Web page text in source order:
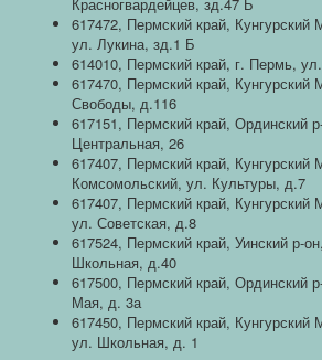
617472, Пермский край,
ул. Лукина, зд.1 Б
614010, Пермский край, г. Пермь,
617470, Пермский край, Кунгурский
Свободы, д.116
617151, Пермский край, Ординский
Центральная, 26
617407, Пермский край, Кунгурский
Комсомольский, ул. Культуры, д.7
617407, Пермский край,
ул. Советская, д.8
617524, Пермский край, Уинский р-
Школьная, д.40
617500, Пермский край, Ординский
Мая, д. 3а
617450, Пермский край,
ул. Школьная, д. 1